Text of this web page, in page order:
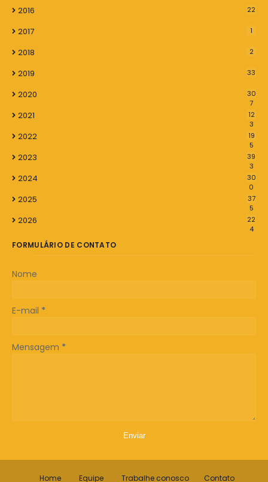
2016 22
2017 1
2018 2
2019 33
2020
30
7
2021
12
3
2022
19
5
2023
39
3
2024
30
0
2025
37
5
2026
22
4
FORMULÁRIO DE CONTATO
Nome
E-mail *
Mensagem *
Home Equipe Trabalhe conosco Contato